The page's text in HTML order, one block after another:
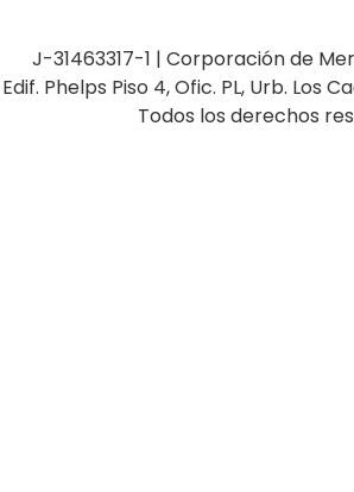
J-31463317-1 | Corporación de
Phelps Piso 4, Ofic. PL, Urb. Los
Todos los derechos